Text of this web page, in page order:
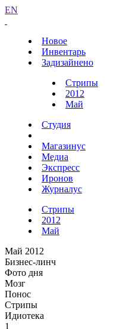
EN
Новое
Инвентарь
Задизайнено
Стрипы
2012
Май
Студия
Магазинус
Медиа
Экспресс
Иронов
Журналус
Стрипы
2012
Май
Май 2012
Бизнес-линч
Фото дня
Мозг
Понос
Стрипы
Идиотека
1